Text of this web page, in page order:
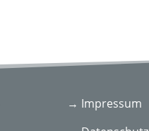
→ Impressum